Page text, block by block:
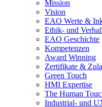
Mission
Vision
EAO Werte &
Ethik- und
EAO Geschichte
Kompetenzen
Award Winning
Zertifikate &
Green Touch
HMI Expertise
The Human
Industrial- und